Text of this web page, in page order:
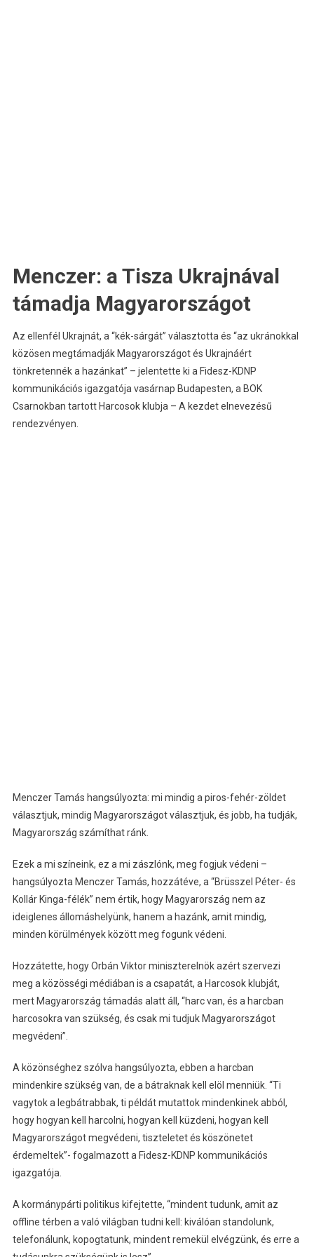
Menczer: a Tisza Ukrajnával
támadja Magyarországot
Az ellenfél Ukrajnát, a “kék-sárgát” választotta és “az ukránokkal
közösen megtámadják Magyarországot és Ukrajnáért
tönkretennék a hazánkat” – jelentette ki a Fidesz-KDNP
kommunikációs igazgatója vasárnap Budapesten, a BOK
Csarnokban tartott Harcosok klubja – A kezdet elnevezésű
rendezvényen.
Menczer Tamás hangsúlyozta: mi mindig a piros-fehér-zöldet
választjuk, mindig Magyarországot választjuk, és jobb, ha tudják,
Magyarország számíthat ránk.
Ezek a mi színeink, ez a mi zászlónk, meg fogjuk védeni –
hangsúlyozta Menczer Tamás, hozzátéve, a “Brüsszel Péter- és
Kollár Kinga-félék” nem értik, hogy Magyarország nem az
ideiglenes állomáshelyünk, hanem a hazánk, amit mindig,
minden körülmények között meg fogunk védeni.
Hozzátette, hogy Orbán Viktor miniszterelnök azért szervezi
meg a közösségi médiában is a csapatát, a Harcosok klubját,
mert Magyarország támadás alatt áll, “harc van, és a harcban
harcosokra van szükség, és csak mi tudjuk Magyarországot
megvédeni”.
A közönséghez szólva hangsúlyozta, ebben a harcban
mindenkire szükség van, de a bátraknak kell elöl menniük. “Ti
vagytok a legbátrabbak, ti példát mutattok mindenkinek abból,
hogy hogyan kell harcolni, hogyan kell küzdeni, hogyan kell
Magyarországot megvédeni, tiszteletet és köszönetet
érdemeltek”- fogalmazott a Fidesz-KDNP kommunikációs
igazgatója.
A kormánypárti politikus kifejtette, “mindent tudunk, amit az
offline térben a való világban tudni kell: kiválóan standolunk,
telefonálunk, kopogtatunk, mindent remekül elvégzünk, és erre a